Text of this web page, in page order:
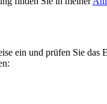
ein und prüfen Sie